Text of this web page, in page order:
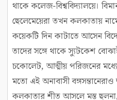
থাকে কলেজ-বিশ্ববিদ্যালয়ে।
ছেলেমেয়েরা তখন কলকাতায়
কয়েকটি দিন কাটাতে আসেন
তাদের সঙ্গে থাকে স্যুটকেশ
চকোলেট, আত্মীয় পরিজনের
মতো এই অনাবাসী বঙ্গসন্তানেরাও
কলকাতার শীত আসলে মস্ত ছলনা,